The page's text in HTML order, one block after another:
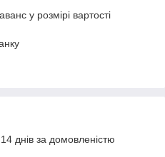
у розмірі вартості
днів за домовленістю